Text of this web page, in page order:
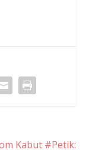
Kabut #Petik: